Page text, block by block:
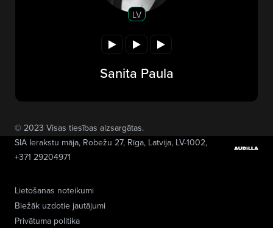
LV
Sanita Paula
Lietošanas noteikumi
Biežāk uzdotie jautājumi
Privātuma politika
© 2023 Visas tiesības aizsargātas.
SIA Ierakstu māja, Robežu 27, Rīga, Latvija, LV-1002,
+371 29204971